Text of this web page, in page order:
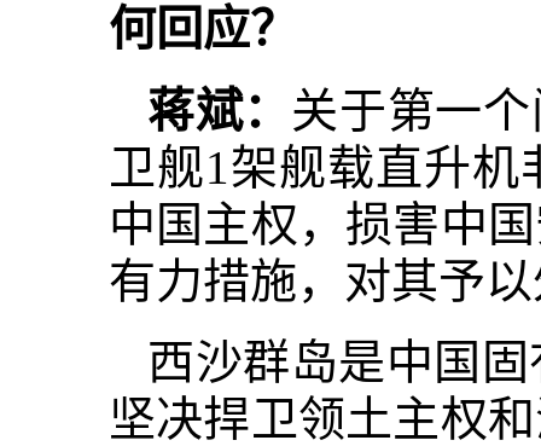
何回应？
蒋斌： 关于第一
卫舰1架舰载直升
中国主权，损害中
有力措施，对其予
西沙群岛是中国
坚决捍卫领土主权